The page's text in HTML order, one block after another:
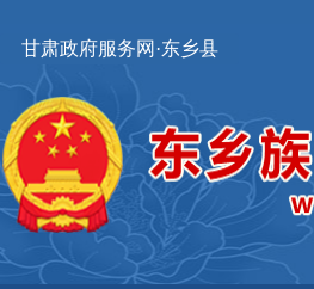
甘肃政府服务网·东乡县